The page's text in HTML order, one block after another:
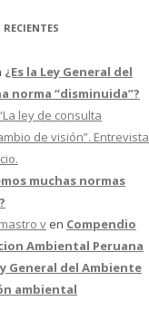
¿Es la Ley General del
norma “disminuida”?
ley de consulta
de visión”. Entrevista
muchas normas
v en Compendio
Ambiental Peruana
General del Ambiente
ambiental